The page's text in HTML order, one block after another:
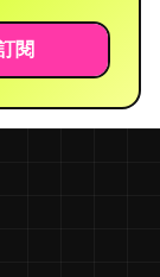
閱